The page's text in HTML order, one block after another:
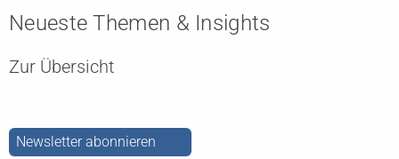
Neueste Themen & Insights
Zur Übersicht
Newsletter abonnieren